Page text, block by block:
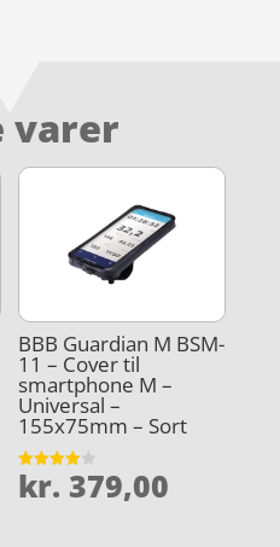
varer
BBB Guardian M BSM-
11 – Cover til
smartphone M –
Universal –
155x75mm – Sort
Vurderet
3.9
kr. 379,00